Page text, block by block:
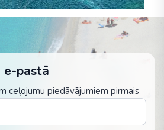
e-pastā
ceļojumu piedāvājumiem pirmais